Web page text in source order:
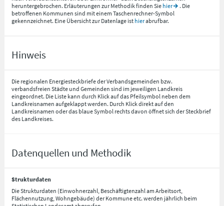
heruntergebrochen. Erläuterungen zur Methodik finden Sie hier
. Die
betroffenen Kommunen sind mit einem Taschenrechner-Symbol
gekennzeichnet. Eine Übersicht zur Datenlage ist hierabrufbar.
Hinweis
Die regionalen Energiesteckbriefe der Verbandsgemeinden bzw.
verbandsfreien Städte und Gemeinden sind im jeweiligen Landkreis
eingeordnet. Die Liste kann durch Klick auf das Pfeilsymbol neben dem
Landkreisnamen aufgeklappt werden. Durch Klick direkt auf den
Landkreisnamen oder das blaue Symbol rechts davon öffnet sich der Steckbrief
des Landkreises.
Datenquellen und Methodik
Strukturdaten
Die Strukturdaten (Einwohnerzahl, Beschäftigtenzahl am Arbeitsort,
Flächennutzung, Wohngebäude) der Kommune etc. werden jährlich beim